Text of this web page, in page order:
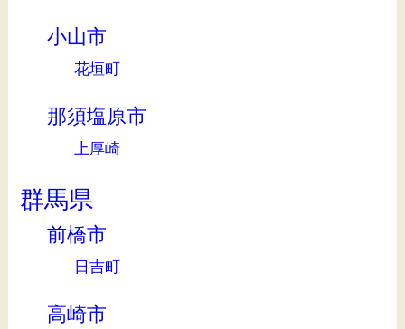
小山市
花垣町
那須塩原市
上厚崎
群馬県
前橋市
日吉町
高崎市